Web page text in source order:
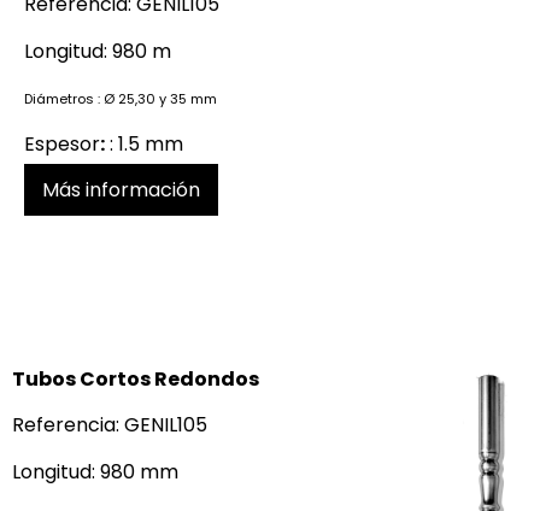
Longitud: 980 m
Diámetros : Ø 25,30 y 35 mm
Espesor:: 1.5 mm
Más información
Tubos Cortos Redondos
Referencia: GENIL105
Longitud: 980 mm